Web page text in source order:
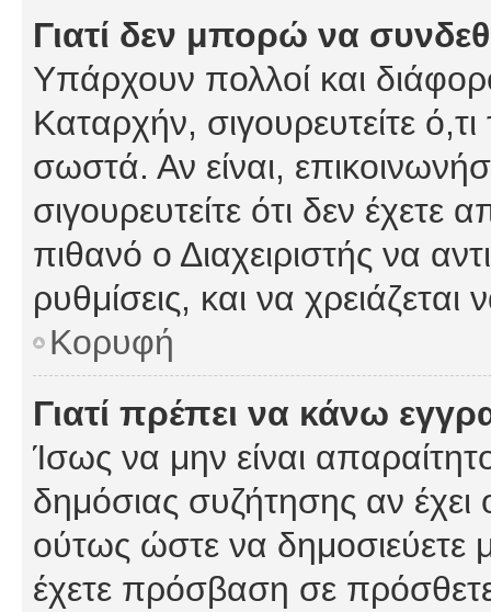
Γιατί δεν μπορώ να
Υπάρχουν πολλοί και
Καταρχήν, σιγουρευτείτε
σωστά. Αν είναι,
σιγουρευτείτε ότι δεν έχετε
πιθανό ο Διαχειριστής να
ρυθμίσεις, και να χρειάζεται
Κορυφή
Γιατί πρέπει να κάνω
Ίσως να μην είναι
δημόσιας συζήτησης αν έχει
ούτως ώστε να δημοσιεύετε
έχετε πρόσβαση σε